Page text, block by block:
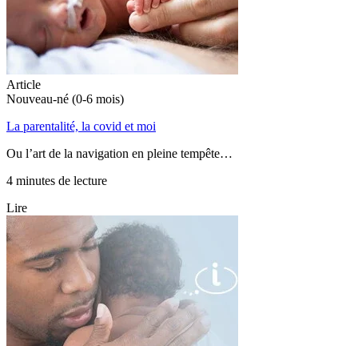
Article
Nouveau-né (0-6 mois)
La parentalité, la covid et moi
Ou l’art de la navigation en pleine tempête…
4 minutes de lecture
Lire